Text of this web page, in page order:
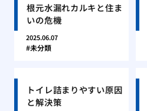
根元水漏れカルキと住ま
いの危機
2025.06.07
未分類
トイレ詰まりやすい原因
と解決策